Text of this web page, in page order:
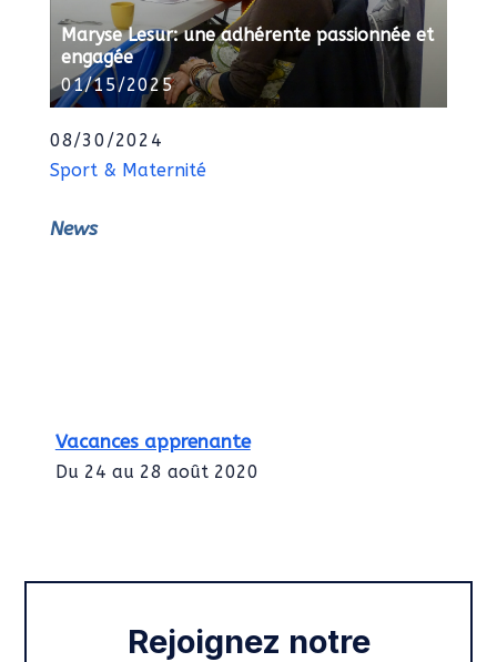
Maryse Lesur: une adhérente passionnée et
engagée
01/15/2025
08/30/2024
Sport & Maternité
News
Vacances apprenante
Du 24 au 28 août 2020
Rejoignez notre